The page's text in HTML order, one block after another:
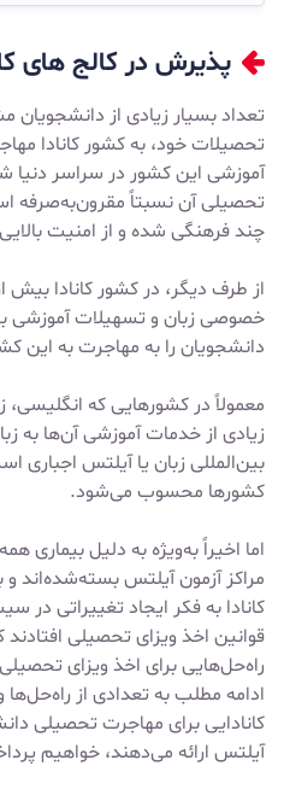
پذیرش در کالج های
تعداد بسیار زیادی از دانشجویان
تحصیلات خود، به کشور کانادا
آموزشی این کشور در سراسر دنیا
تحصیلی آن نسبتاً مقرون‌به‌صرفه
چند فرهنگی شده و از امنیت
خصوصی زبان و تسهیلات آموزشی
دانشجویان را به مهاجرت به این
معمولاً در کشورهایی که
زیادی از خدمات آموزشی آن‌ها به
بین‌المللی زبان یا آیلتس اجباری
کشورها محسوب می‌شود.
اما اخیراً به‌ویژه به دلیل بیماری
مراکز آزمون آیلتس بسته‌شده‌اند
کانادا به فکر ایجاد تغییراتی
قوانین اخذ ویزای تحصیلی
راه‌حل‌هایی برای اخذ ویزای تحصیلی
ادامه مطلب به تعدادی از
کانادایی برای مهاجرت تحصیلی
آیلتس ارائه می‌دهند، خواهیم